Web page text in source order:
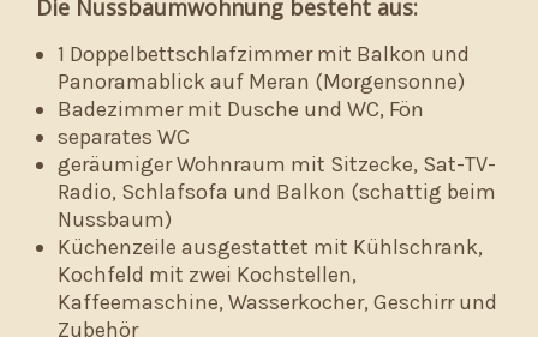
Die Nussbaumwohnung besteht aus:
1 Doppelbettschlafzimmer mit Balkon und
Panoramablick auf Meran (Morgensonne)
Badezimmer mit Dusche und WC, Fön
separates WC
geräumiger Wohnraum mit Sitzecke, Sat-TV-
Radio, Schlafsofa und Balkon (schattig beim
Nussbaum)
Küchenzeile ausgestattet mit Kühlschrank,
Kochfeld mit zwei Kochstellen,
Kaffeemaschine, Wasserkocher, Geschirr und
Zubehör